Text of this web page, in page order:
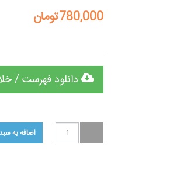
780,000تومان
دانلود فهرست /